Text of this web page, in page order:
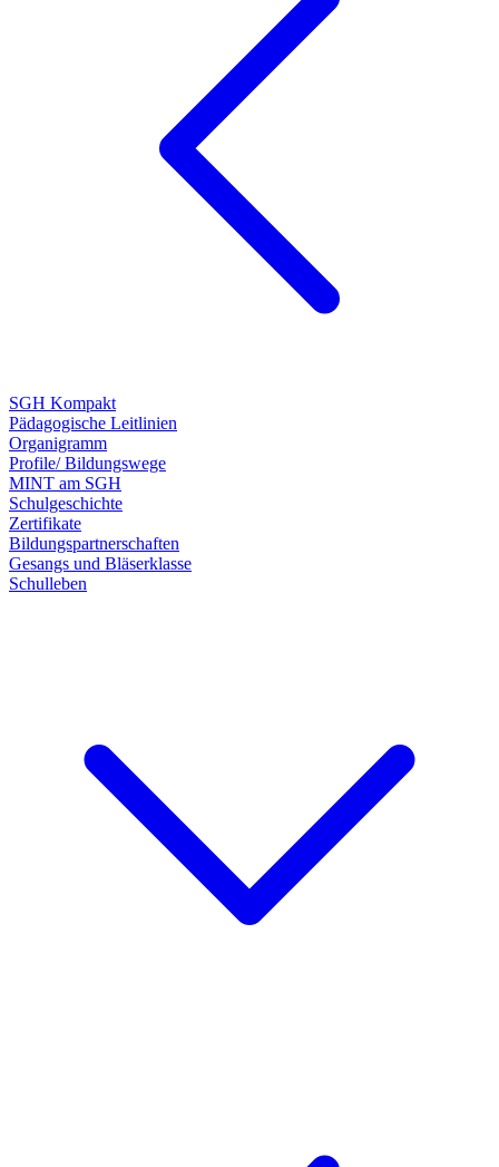
SGH Kompakt
Pädagogische Leitlinien
Organigramm
Profile/ Bildungswege
MINT am SGH
Schulgeschichte
Zertifikate
Bildungspartnerschaften
Gesangs und Bläserklasse
Schulleben